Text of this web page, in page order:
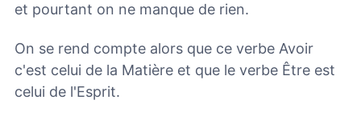
et pourtant on ne manque de rien.
On se rend compte alors que ce verbe Avoir
c'est celui de la Matière et que le verbe Être est
celui de l'Esprit.